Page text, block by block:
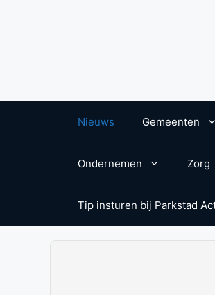
Nieuws Gemeenten
Ondernemen Zorg
Tip insturen bij Parkstad